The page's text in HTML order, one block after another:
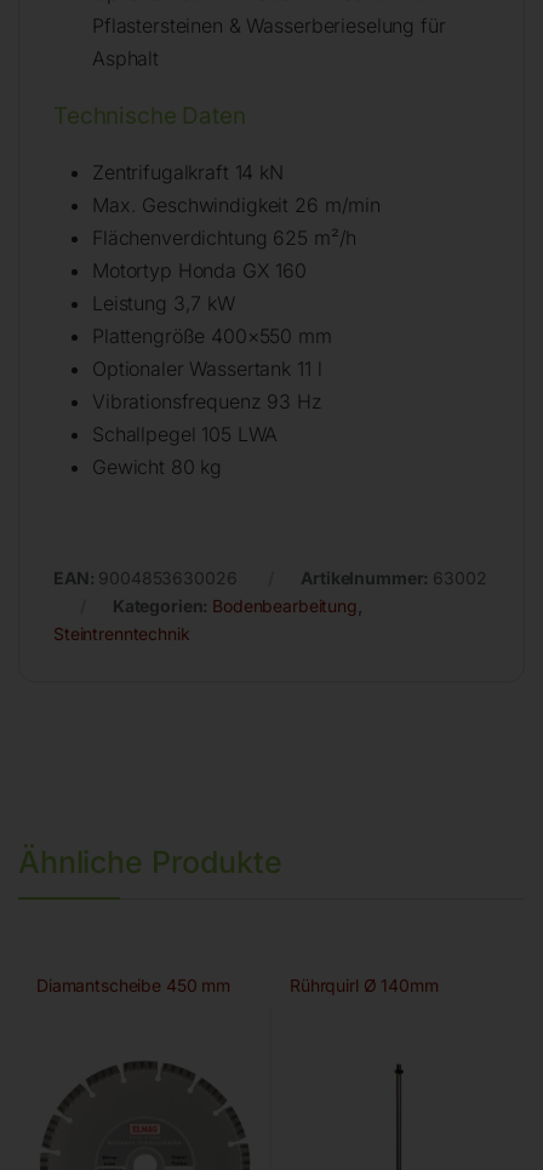
Pflastersteinen & Wasserberieselung für
Asphalt
Technische Daten
Zentrifugalkraft 14 kN
Max. Geschwindigkeit 26 m/min
Flächenverdichtung 625 m²/h
Motortyp Honda GX 160
Leistung 3,7 kW
Plattengröße 400×550 mm
Optionaler Wassertank 11 l
Vibrationsfrequenz 93 Hz
Schallpegel 105 LWA
Gewicht 80 kg
EAN: 9004853630026 Artikelnummer: 63002
Kategorien: Bodenbearbeitung
Steintrenntechnik
Ähnliche Produkte
Diamantscheibe 450 mm Rührquirl Ø 140mm